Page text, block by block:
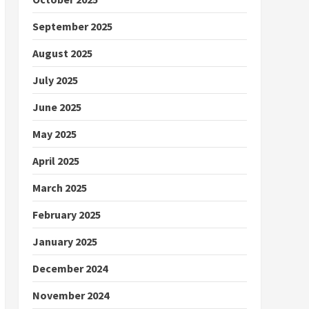
September 2025
August 2025
July 2025
June 2025
May 2025
April 2025
March 2025
February 2025
January 2025
December 2024
November 2024